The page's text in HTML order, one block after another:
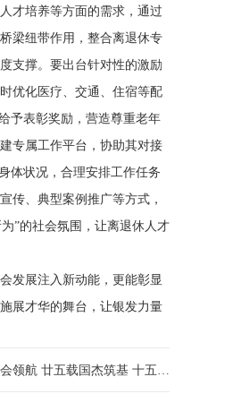
才培养等方面的需求，通过
梁纽带作用，整合离退休专
支撑。要出台针对性的激励
优化医疗、交通、住宿等配
予表彰奖励，营造尊重老年
专属工作平台，协助其对接
体状况，合理安排工作任务
传、典型案例推广等方式，
”的社会氛围，让离退休人才
发展注入新动能，更能彰显
展才华的舞台，让银发力量
廿五载国杰筑基 十五年产业躬行